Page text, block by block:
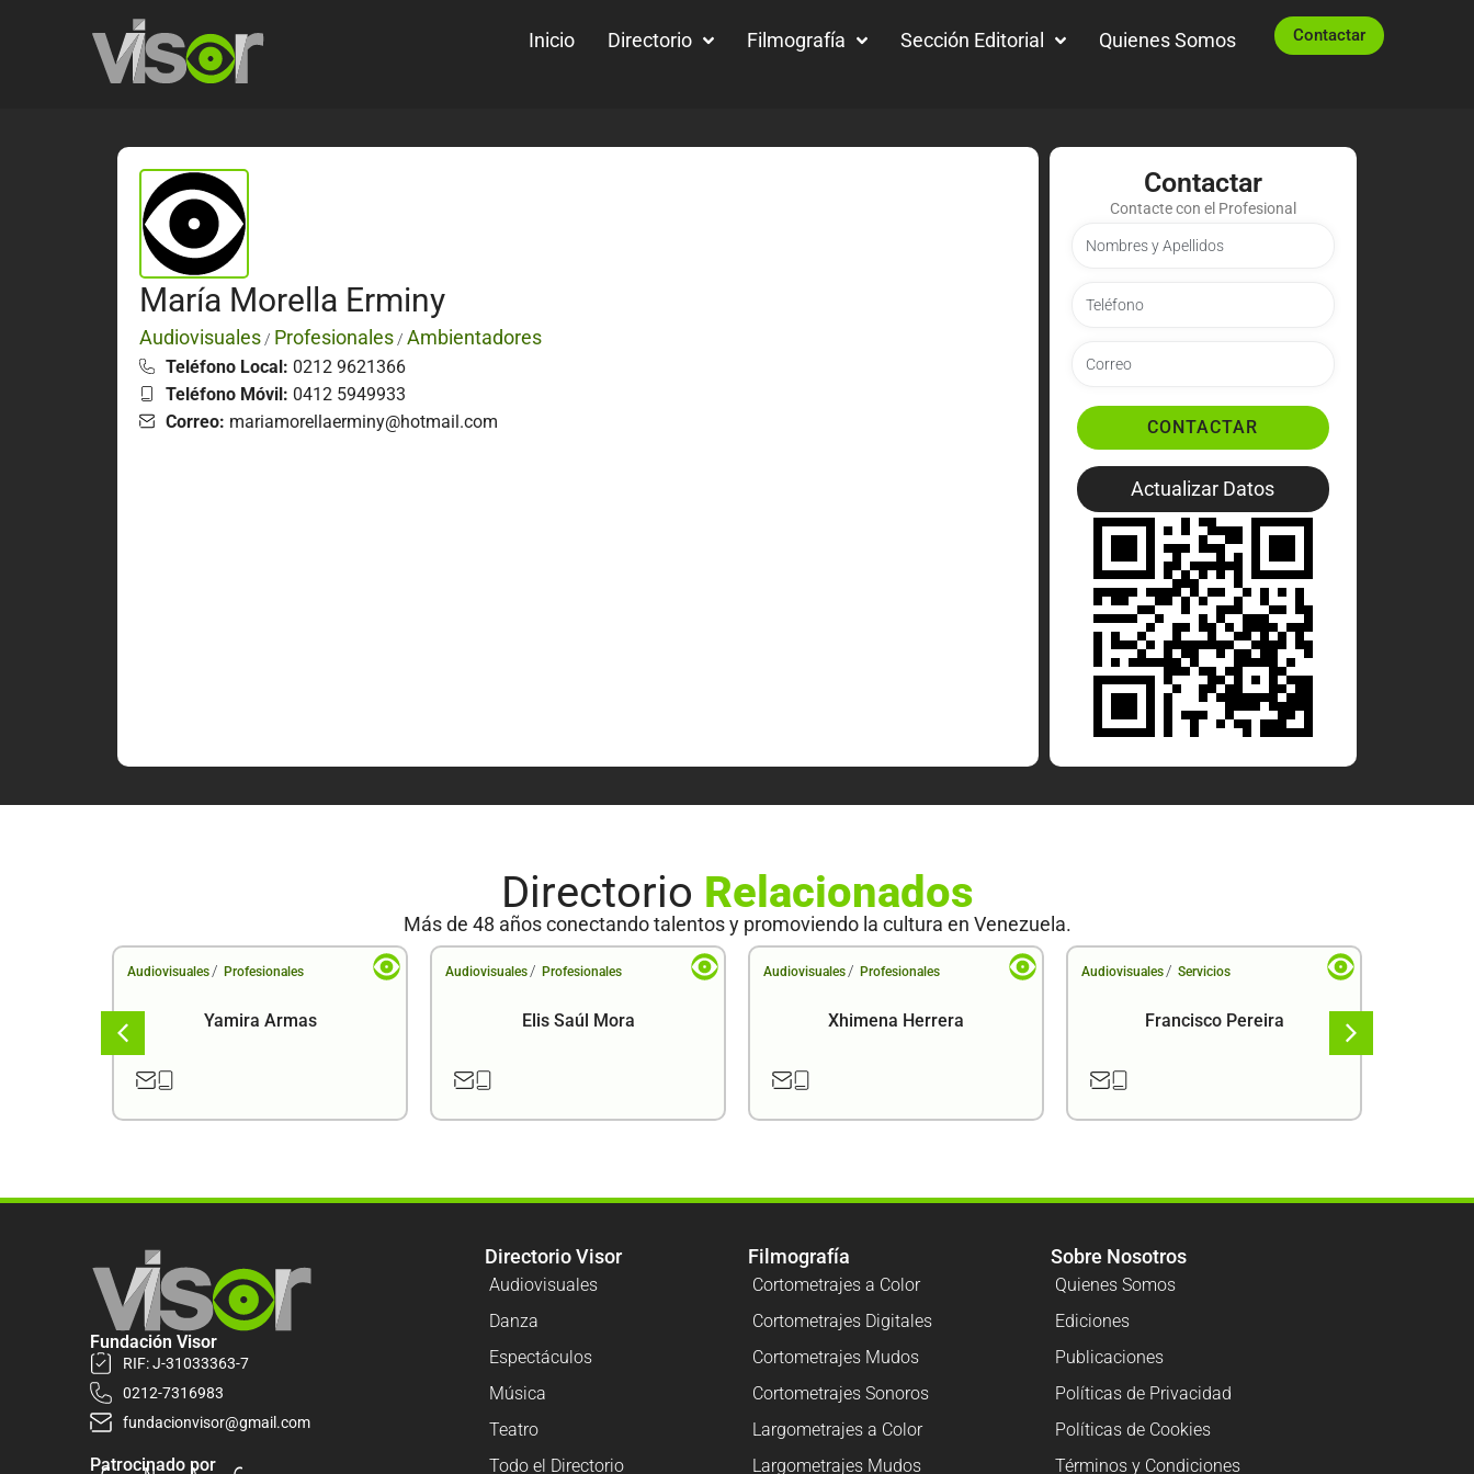
Inicio Directorio Filmografía Sección Editorial Quienes Somos Contactar
María Morella Erminy
Audiovisuales / Profesionales / Ambientadores
Teléfono Local: 0212 9621366
Teléfono Móvil: 0412 5949933
Correo: mariamorellaerminy@hotmail.com
Contactar
Contacte con el Profesional
CONTACTAR
Actualizar Datos
Directorio Relacionados
Más de 48 años conectando talentos y promoviendo la cultura en Venezuela.
Audiovisuales / Profesionales
Yamira Armas
Audiovisuales / Profesionales
Elis Saúl Mora
Audiovisuales / Profesionales
Xhimena Herrera
Audiovisuales / Servicios
Francisco Pereira
Fundación Visor
RIF: J-31033363-7
0212-7316983
fundacionvisor@gmail.com
Patrocinado por
Directorio Visor
Audiovisuales
Danza
Espectáculos
Música
Teatro
Todo el Directorio
Filmografía
Cortometrajes a Color
Cortometrajes Digitales
Cortometrajes Mudos
Cortometrajes Sonoros
Largometrajes a Color
Largometrajes Mudos
Sobre Nosotros
Quienes Somos
Ediciones
Publicaciones
Políticas de Privacidad
Políticas de Cookies
Términos y Condiciones